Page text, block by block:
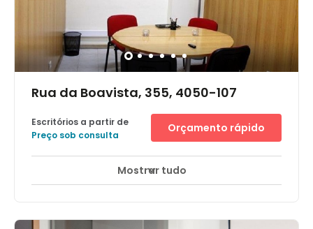
Rua da Boavista, 355, 4050-107
Salas de reuniões
Porto, Galeria (Shopping) Península, Shopping Brasília.
Escritórios a partir de
Preço sob consulta
Orçamento rápido
Mostrar tudo